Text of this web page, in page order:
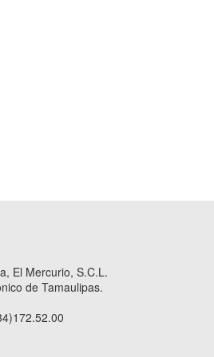
El Mercurio, S.C.L.
de Tamaulipas.